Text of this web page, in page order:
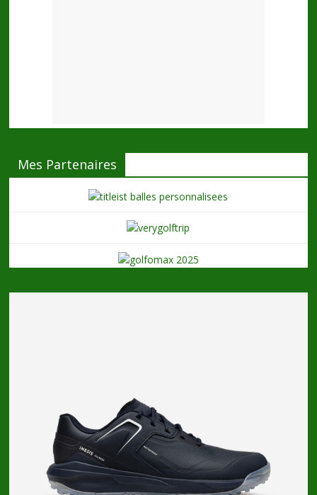
Mes Partenaires